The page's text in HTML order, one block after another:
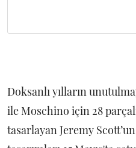
Doksanlı yılların
ile Moschino için 28
tasarlayan Jeremy